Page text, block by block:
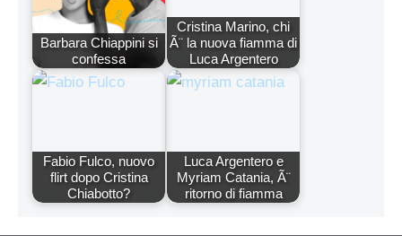
Barbara Chiappini si
confessa
Cristina Marino, chi
Ã¨ la nuova fiamma di
Luca Argentero
Fabio Fulco, nuovo
flirt dopo Cristina
Chiabotto?
Luca Argentero e
Myriam Catania, Ã¨
ritorno di fiamma